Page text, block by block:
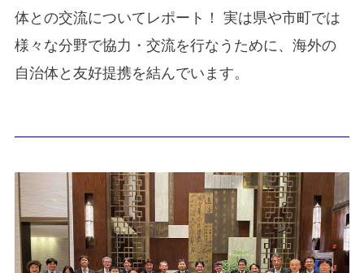
体との交流についてレポート！ 実は県や市町では
様々な分野で協力・交流を行なうために、海外の
自治体と友好提携を結んでいます。